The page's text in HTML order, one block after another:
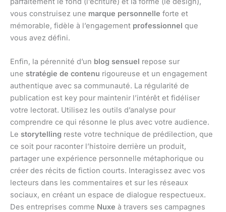
vous construisez une marque personnelle forte et
mémorable, fidèle à l’engagement professionnel que
vous avez défini.
Enfin, la pérennité d’un blog sensuel repose sur
une stratégie de contenu rigoureuse et un engagement
authentique avec sa communauté. La régularité de
publication est key pour maintenir l’intérêt et fidéliser
votre lectorat. Utilisez les outils d’analyse pour
comprendre ce qui résonne le plus avec votre audience.
Le storytelling reste votre technique de prédilection, que
ce soit pour raconter l’histoire derrière un produit,
partager une expérience personnelle métaphorique ou
créer des récits de fiction courts. Interagissez avec vos
lecteurs dans les commentaires et sur les réseaux
sociaux, en créant un espace de dialogue respectueux.
Des entreprises comme Nuxe à travers ses campagnes